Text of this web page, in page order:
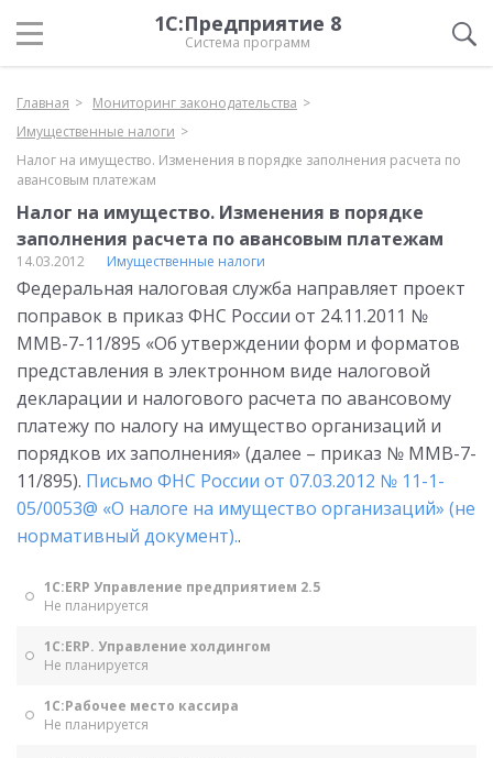
1С:Предприятие 8
Система программ
Главная
Мониторинг законодательства
Имущественные налоги
Налог на имущество. Изменения в порядке заполнения расчета по
авансовым платежам
Налог на имущество. Изменения в порядке
заполнения расчета по авансовым платежам
14.03.2012 Имущественные налоги
Федеральная налоговая служба направляет проект
поправок в приказ ФНС России от 24.11.2011 №
ММВ-7-11/895 «Об утверждении форм и форматов
представления в электронном виде налоговой
декларации и налогового расчета по авансовому
платежу по налогу на имущество организаций и
порядков их заполнения» (далее – приказ № ММВ-7-
11/895). Письмо ФНС России от 07.03.2012 № 11-1-
05/0053@ «О налоге на имущество организаций» (не
нормативный документ)..
1С:ERP Управление предприятием 2.5
Не планируется
1С:ERP. Управление холдингом
Не планируется
1С:Рабочее место кассира
Не планируется